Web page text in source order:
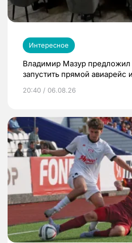
Интересное
Владимир Мазур предложил
запустить прямой авиарейс
20:40 / 06.08.26